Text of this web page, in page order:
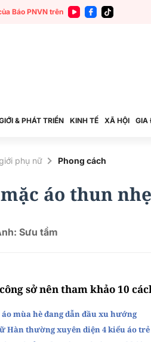
Báo PNVN trên
& PHÁT TRIỂN KINH TẾ XÃ HỘI GIA
phụ nữ Phong cách
áo thun
Sưu tầm
sở nên tham khảo 10
áo mùa hè đang dẫn đầu xu hướng
Hàn thường xuyên diện 4 kiểu áo